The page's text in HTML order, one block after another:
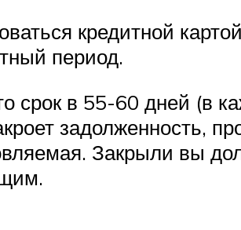
кредитной
период.
срок в 55-60 дней (в
задолженность,
Закрыли вы